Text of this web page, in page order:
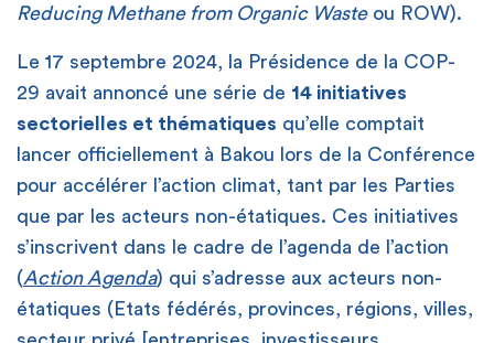
Reducing Methane from Organic Wasteou ROW).
Le 17 septembre 2024, la Présidence de la COP-
29 avait annoncé une série de 14 initiatives
sectorielles et thématiques qu’elle comptait
lancer officiellement à Bakou lors de la Conférence
pour accélérer l’action climat, tant par les Parties
que par les acteurs non-étatiques. Ces initiatives
s’inscrivent dans le cadre de l’agenda de l’action
(Action Agenda) qui s’adresse aux acteurs non-
étatiques (Etats fédérés, provinces, régions, villes,